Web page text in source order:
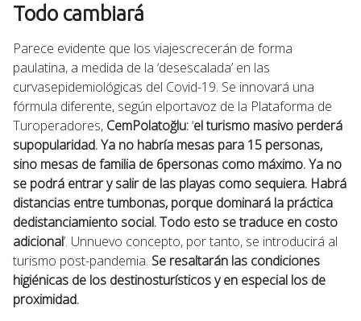
Todo cambiará
Parece evidente que los viajescrecerán de forma
paulatina, a medida de la ‘desescalada’ en las
curvasepidemiológicas del Covid-19. Se innovará una
fórmula diferente, según elportavoz de la Plataforma de
Turoperadores, CemPolatoğlu:‘el turismo masivo perderá
supopularidad. Ya no habría mesas para 15 personas,
sino mesas de familia de 6personas como máximo. Ya no
se podrá entrar y salir de las playas como sequiera. Habrá
distancias entre tumbonas, porque dominará la práctica
dedistanciamiento social. Todo esto se traduce en costo
adicional’. Unnuevo concepto, por tanto, se introducirá al
turismo post-pandemia. Se resaltarán las condiciones
higiénicas de los destinosturísticos y en especial los de
proximidad.